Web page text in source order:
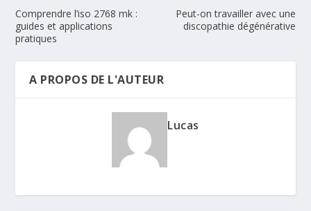
Comprendre l’iso 2768 mk​ :
guides et applications
pratiques
Peut-on travailler avec une
discopathie dégénérative
A PROPOS DE L'AUTEUR
Lucas